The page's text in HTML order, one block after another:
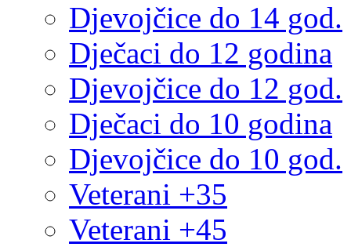
Djevojčice do 14 god.
Dječaci do 12 godina
Djevojčice do 12 god.
Dječaci do 10 godina
Djevojčice do 10 god.
Veterani +35
Veterani +45